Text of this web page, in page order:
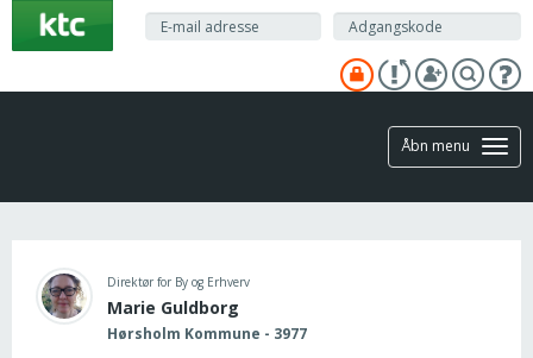
hovedindhold
Åbn menu
Direktør for By og Erhverv
Marie Guldborg
Hørsholm Kommune - 3977